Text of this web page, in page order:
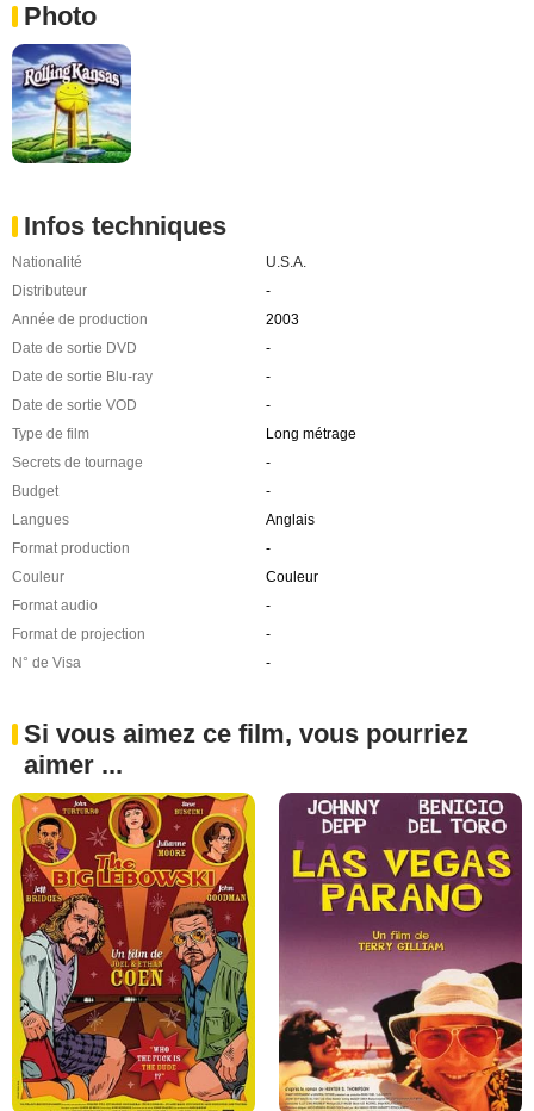
Photo
Infos techniques
Nationalité
U.S.A.
Distributeur
-
Année de production
2003
Date de sortie DVD
-
Date de sortie Blu-ray
-
Date de sortie VOD
-
Type de film
Long métrage
Secrets de tournage
-
Budget
-
Langues
Anglais
Format production
-
Couleur
Couleur
Format audio
-
Format de projection
-
N° de Visa
-
Si vous aimez ce film, vous pourriez
aimer ...